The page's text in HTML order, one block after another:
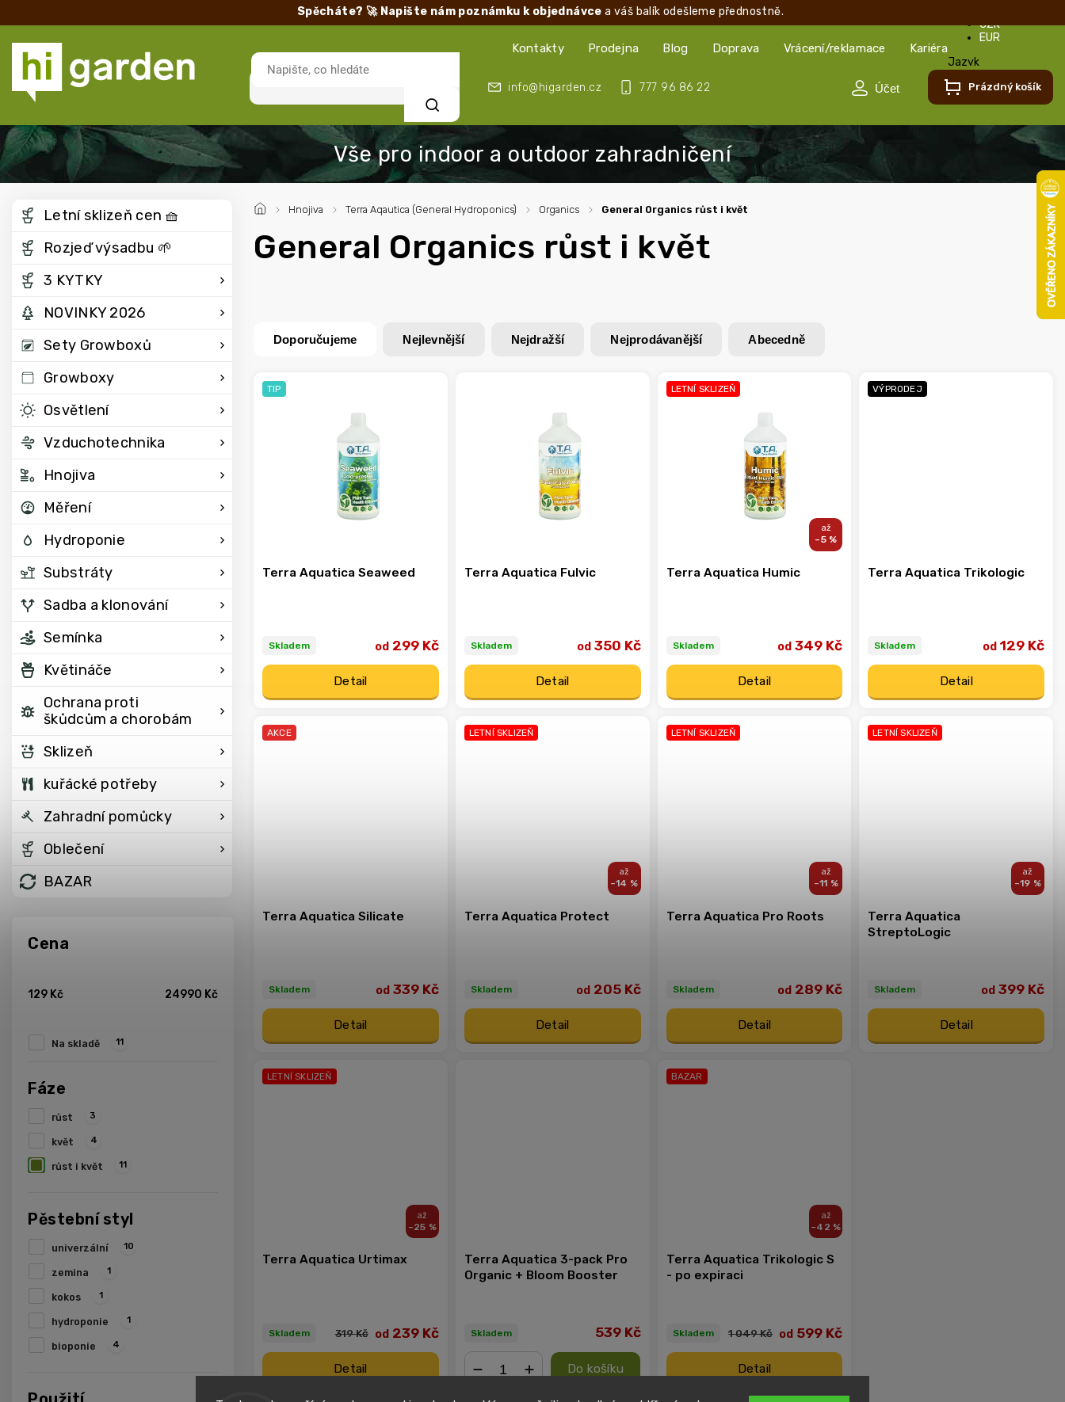
Spěcháte? 🚀 Napište nám poznámku k objednávce a váš balík odešleme přednostně.
777 96 86 22
info@higarden.cz
Kontakty Prodejna Blog Doprava Vrácení/reklamace Kariéra
CZK
EUR
Jazyk
Čeština
Hledat
Prázdný košík
/ Hnojiva / Terra Aqautica (General Hydroponics) / Organics / General Organics růst i květ
Letní sklizeň cen 🧺
Rozjeď výsadbu 🌱
3 KYTKY
NOVINKY 2026
Sety Growboxů
Growboxy
Osvětlení
Vzduchotechnika
Hnojiva
Měření
Hydroponie
Substráty
Sadba a klonování
Semínka
Květináče
Ochrana proti
škůdcům a chorobám
Sklizeň
kuřácké potřeby
Zahradní pomůcky
Oblečení
BAZAR
Cena
129 Kč 24990 Kč
Na skladě 11
Fáze
růst 3
květ 4
růst i květ 11
Pěstební styl
univerzální 10
zemina 1
kokos 1
hydroponie 1
bioponie 4
General Organics růst i květ
Doporučujeme Nejlevnější Nejdražší Nejprodávanější Abecedně
TIP
Terra Aquatica Seaweed
Skladem od299 Kč
Detail
Terra Aquatica Fulvic
Skladem od350 Kč
Detail
LETNÍ SKLIZEŇ
–5 %
Terra Aquatica Humic
Skladem od 349 Kč
Detail
VÝPRODEJ
Terra Aquatica Trikologic
Skladem od 129 Kč
Detail
AKCE
Terra Aquatica Silicate
Skladem od339 Kč
Detail
LETNÍ SKLIZEŇ
–14 %
Terra Aquatica Protect
Skladem od205 Kč
Detail
LETNÍ SKLIZEŇ
–11 %
Terra Aquatica Pro Roots
Skladem od 289 Kč
Detail
LETNÍ SKLIZEŇ
–19 %
Terra Aquatica
StreptoLogic
Skladem od 399 Kč
Detail
LETNÍ SKLIZEŇ
–25 %
Terra Aquatica Urtimax
Skladem 319 Kč od239 Kč
Detail
Terra Aquatica 3-pack Pro
Organic + Bloom Booster
Skladem 539 Kč
Do košíku
BAZAR
–42 %
Terra Aquatica Trikologic S
- po expiraci
Skladem 1 049 Kč od 599 Kč
Detail